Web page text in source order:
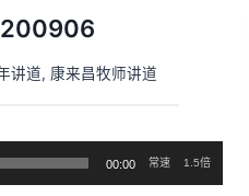
讲道, 康来昌牧师讲道
00:00 常速 1.5倍